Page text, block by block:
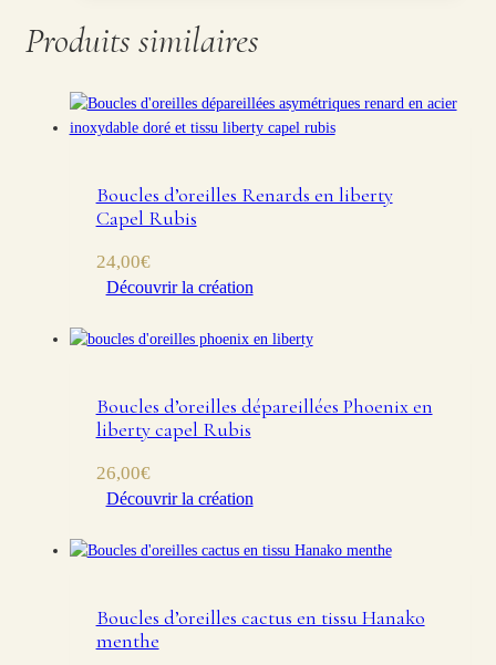
Produits similaires
Boucles d’oreilles Renards en liberty
Capel Rubis
24,00€
Découvrir la création
Boucles d’oreilles dépareillées Phoenix en
liberty capel Rubis
26,00€
Découvrir la création
Boucles d’oreilles cactus en tissu Hanako
menthe